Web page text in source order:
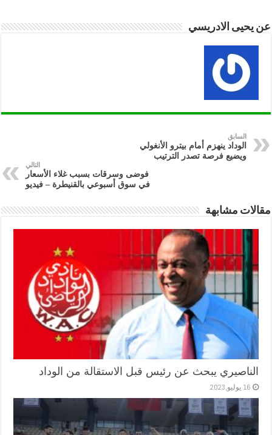
عن يحيى الادريسي
السابق
الوداد ينهزم أمام بيترو الأنغولي
ويضيع فرصة تصدر الترتيب
التالي
فوضى وسرقات بسبب غلاء الأسعار
في سوق أسبوعي بالقنيطرة – فيديو
مقالات مشابهة
الناصيري يبحث عن رئيس قبل الاستقالة من الوداد
16 يوليو,2023